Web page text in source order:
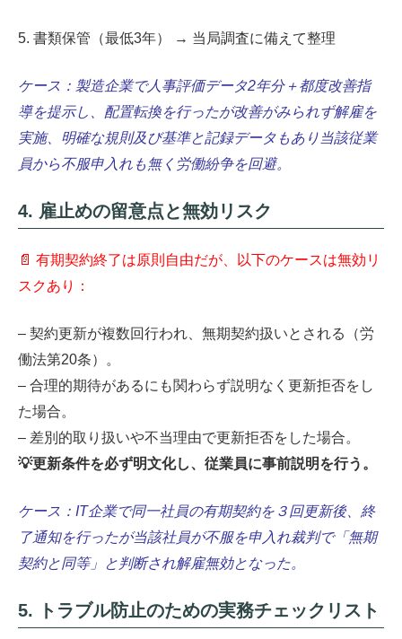
5. 書類保管（最低3年） → 当局調査に備えて整理
ケース：製造企業で人事評価データ2年分＋都度改善指
導を提示し、配置転換を行ったが改善がみられず解雇を
実施、明確な規則及び基準と記録データもあり当該従業
員から不服申入れも無く労働紛争を回避。
4. 雇止めの留意点と無効リスク
📄 有期契約終了は原則自由だが、以下のケースは無効リ
スクあり：
– 契約更新が複数回行われ、無期契約扱いとされる（労
働法第20条）。
– 合理的期待があるにも関わらず説明なく更新拒否をし
た場合。
– 差別的取り扱いや不当理由で更新拒否をした場合。
💡更新条件を必ず明文化し、従業員に事前説明を行う。
ケース：IT企業で同一社員の有期契約を３回更新後、終
了通知を行ったが当該社員が不服を申入れ裁判で「無期
契約と同等」と判断され解雇無効となった。
5. トラブル防止のための実務チェックリスト